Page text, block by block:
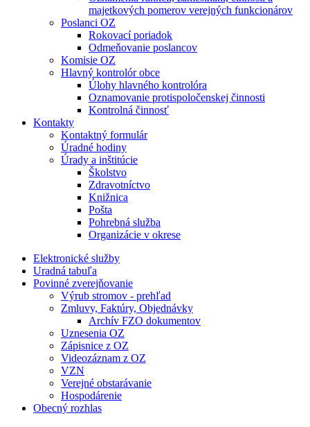
majetkových pomerov verejných funkcionárov
Poslanci OZ
Rokovací poriadok
Odmeňovanie poslancov
Komisie OZ
Hlavný kontrolór obce
Úlohy hlavného kontrolóra
Oznamovanie protispoločenskej činnosti
Kontrolná činnosť
Kontakty
Kontaktný formulár
Úradné hodiny
Úrady a inštitúcie
Školstvo
Zdravotníctvo
Knižnica
Pošta
Pohrebná služba
Organizácie v okrese
Elektronické služby
Uradná tabuľa
Povinné zverejňovanie
Výrub stromov - prehľad
Zmluvy, Faktúry, Objednávky
Archív FZO dokumentov
Uznesenia OZ
Zápisnice z OZ
Videozáznam z OZ
VZN
Verejné obstarávanie
Hospodárenie
Obecný rozhlas